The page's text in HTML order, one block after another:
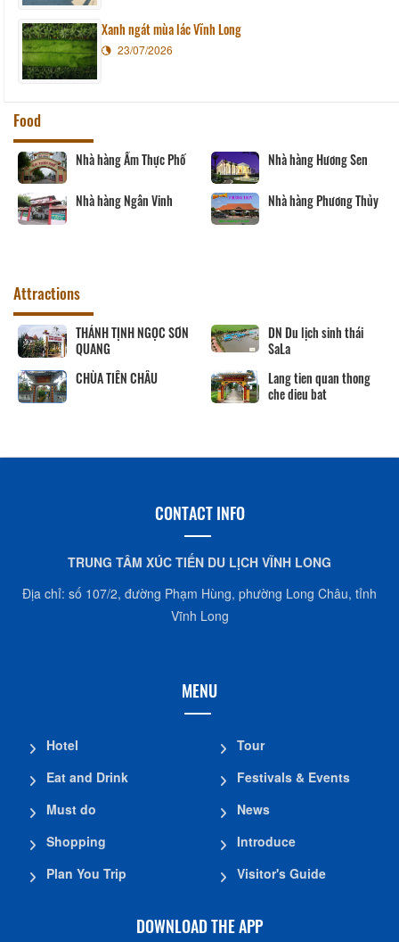
Xanh ngát mùa lác Vĩnh Long
23/07/2026
Food
Nhà hàng Ẩm Thực Phố Nhà hàng Hương Sen
Nhà hàng Ngân Vinh Nhà hàng Phương Thủy
Attractions
THÁNH TỊNH NGỌC SƠN
QUANG
DN Du lịch sinh thái
SaLa
CHÙA TIÊN CHÂU
Lang tien quan thong
che dieu bat
CONTACT INFO
TRUNG TÂM XÚC TIẾN DU LỊCH VĨNH LONG
Địa chỉ: số 107/2, đường Phạm Hùng, phường Long Châu, tỉnh
Vĩnh Long
MENU
Hotel
Eat and Drink
Must do
Shopping
Plan You Trip
Tour
Festivals & Events
News
Introduce
Visitor's Guide
DOWNLOAD THE APP